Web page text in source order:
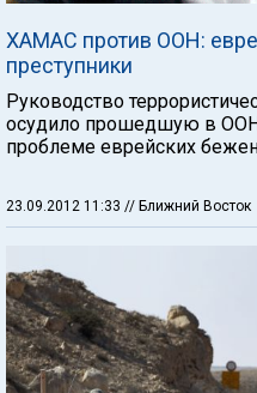
ХАМАС против ООН:
преступники
Руководство
осудило прошедшую в
проблеме еврейских
23.09.2012 11:33 // Ближний Восток